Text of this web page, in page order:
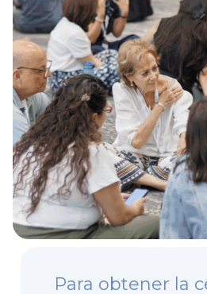
Para obtener la